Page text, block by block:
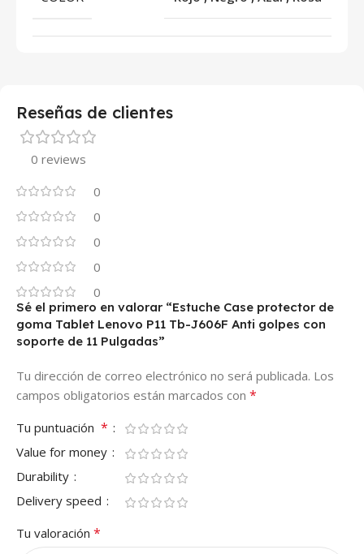
Reseñas de clientes
0 reviews
0
0
0
0
0
Sé el primero en valorar “Estuche Case protector de
goma Tablet Lenovo P11 Tb-J606F Anti golpes con
soporte de 11 Pulgadas”
Tu dirección de correo electrónico no será publicada. Los
campos obligatorios están marcados con *
Tu puntuación *
Value for money
Durability
Delivery speed
Tu valoración *